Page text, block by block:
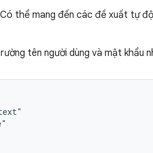
thể mang đến các đề xuất tự
tên người dùng và mật khẩu